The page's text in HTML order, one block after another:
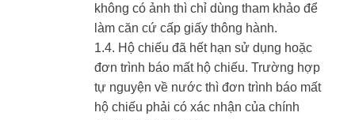
không có ảnh thì chỉ dùng tham khảo để
làm căn cứ cấp giấy thông hành.
1.4. Hộ chiếu đã hết hạn sử dụng hoặc
đơn trình báo mất hộ chiếu. Trường hợp
tự nguyện về nước thì đơn trình báo mất
hộ chiếu phải có xác nhận của chính